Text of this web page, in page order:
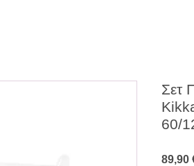
Σετ
60/
89,90